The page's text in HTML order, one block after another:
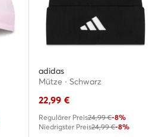
adidas
Mütze · Schwarz
22,99 €
Regulärer Preis24,99 €-8%
Niedrigster Preis24,99 €-8%